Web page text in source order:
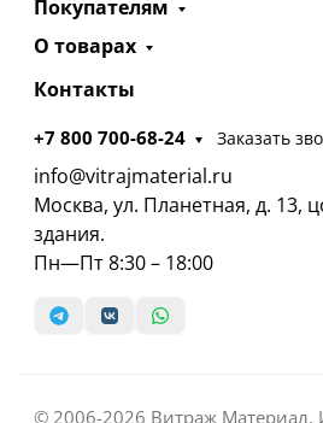
Покупателям
О товарах
Контакты
+7 800 700-68-24 Заказать
info@vitrajmaterial.ru
Москва, ул. Планетная, д. 13,
здания.
Пн—Пт 8:30 – 18:00
© 2006-2026 Витраж